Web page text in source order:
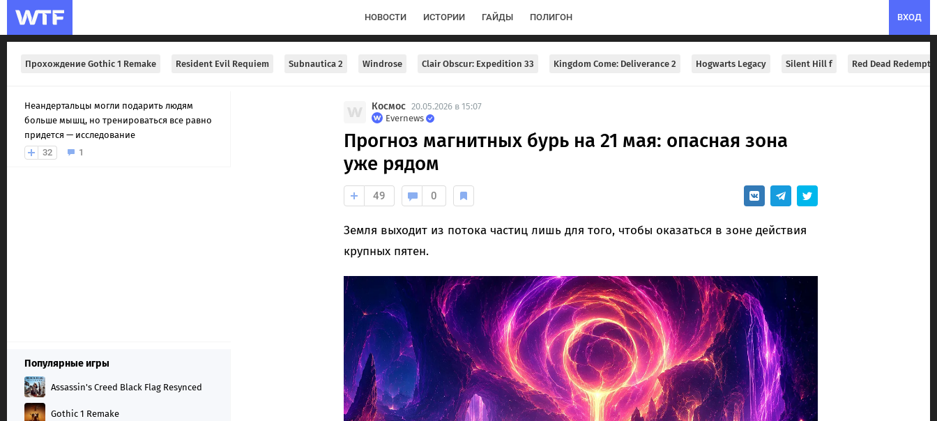
ВХОД
НОВОСТИ ИСТОРИИ ГАЙДЫ ПОЛИГОН
Прохождение Gothic 1 Remake Resident Evil Requiem Subnautica 2 Windrose Clair Obscur: Expedition 33 Kingdom Come: Deliverance 2 Hogwarts Legacy Silent Hill f Red Dead
Неандертальцы могли подарить людям
больше мышц, но тренироваться все равно
придется — исследование
32
1
Популярные игры
Assassin's Creed Black Flag Resynced
Gothic 1 Remake
Космос 20.05.2026 в 15:07
Evernews
Прогноз магнитных бурь на 21 мая: опасная зона
уже рядом
49 0
Земля выходит из потока частиц лишь для того, чтобы оказаться в зоне действия
крупных пятен.